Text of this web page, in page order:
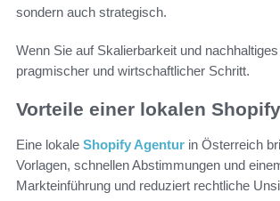
sondern auch strategisch.
Wenn Sie auf Skalierbarkeit und
pragmischer und wirtschaftlicher Schritt.
Vorteile einer lokalen
Eine lokale Shopify Agentur in Österreich
Vorlagen, schnellen Abstimmungen und
Markteinführung und reduziert rechtliche